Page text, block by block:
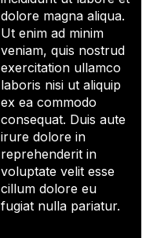
dolore magna aliqua.
Ut enim ad minim
veniam, quis nostrud
exercitation ullamco
laboris nisi ut aliquip
ex ea commodo
consequat. Duis aute
irure dolore in
reprehenderit in
voluptate velit esse
cillum dolore eu
fugiat nulla pariatur.